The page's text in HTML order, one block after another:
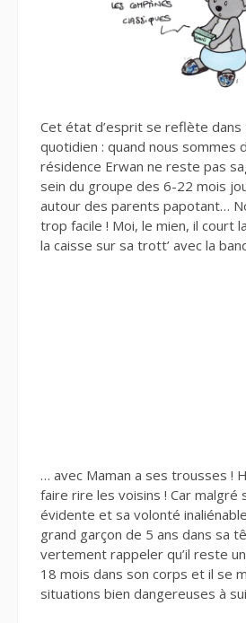
Cet état d’esprit se reflète dans
quotidien : quand nous sommes
résidence Erwan ne reste pas
sein du groupe des 6-22 mois
autour des parents papotant…
trop facile ! Moi, le mien, il court
la caisse sur sa trott’ avec la
… avec Maman a ses trousses !
faire rire les voisins ! Car malgré
évidente et sa volonté
grand garçon de 5 ans dans sa
vertement rappeler qu’il reste
18 mois dans son corps et il se
situations bien dangereuses à